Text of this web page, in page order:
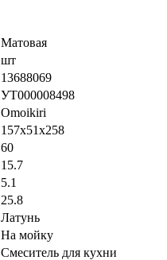
Матовая
шт
13688069
УТ000008498
Omoikiri
157х51х258
60
15.7
5.1
25.8
Латунь
На мойку
Смеситель для кухни